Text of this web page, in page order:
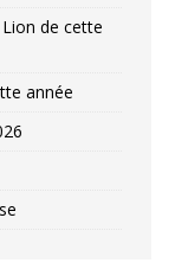
de cette
année